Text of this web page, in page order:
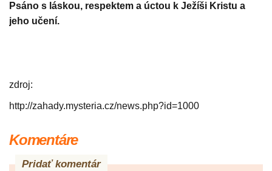
Psáno s láskou, respektem a úctou k Ježíši Kristu a
jeho učení.
zdroj:
http://zahady.mysteria.cz/news.php?id=1000
Komentáre
Pridať komentár